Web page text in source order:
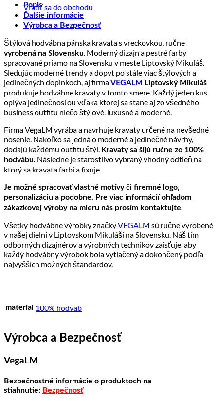
Vrátiť sa do obchodu
produktyneprenikne
GSM
ani
RF
signál
Popis
Ďalšie informácie
Výrobca a Bezpečnosť
Štýlová hodvábna pánska kravata s vreckovkou, ručne
vyrobená na Slovensku. Moderný dizajn a pestré farby
spracované priamo na Slovensku v meste Liptovský Mikuláš.
Sledujúc moderné trendy a dopyt po stále viac štýlových a
jedinečných doplnkoch, aj firmaVEGALM Liptovský Mikuláš
produkuje hodvábne kravaty v tomto smere. Každý jeden kus
oplýva jedinečnosťou vďaka ktorej sa stane aj zo všedného
business outfitu niečo štýlové, luxusné a moderné.
Firma VegaLM vyrába a navrhuje kravaty určené na nevšedné
nosenie. Nakoľko sa jedná o moderné a jedinečné návrhy,
dodajú každému outfitu štýl. Kravaty sa šijú ručne zo 100%
hodvábu. Následne je starostlivo vybraný vhodný odtieň na
ktorý sa kravata farbí a fixuje.
Je možné spracovať vlastné motívy či firemné logo,
personalizáciu a podobne. Pre viac informácií ohľadom
zákazkovej výroby na mieru nás prosím kontaktujte.
Všetky hodvábne výrobky značkyVEGALM sú ručne vyrobené
v našej dielni v Liptovskom Mikuláši na Slovensku. Náš tím
odborných dizajnérov a výrobných technikov zaisťuje, aby
každý hodvábny výrobok bola vytlačený a dokončený podľa
najvyšších možných štandardov.
material 100% hodváb
Výrobca a Bezpečnosť
VegaLM
Bezpečnostné informácie o produktoch na
stiahnutie: Bezpečnosť